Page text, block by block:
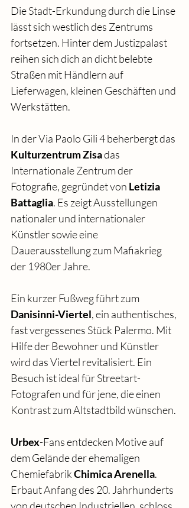
Die Stadt-Erkundung durch die Linse
lässt sich westlich des Zentrums
fortsetzen. Hinter dem Justizpalast
reihen sich dich an dicht belebte
Straßen mit Händlern auf
Lieferwagen, kleinen Geschäften und
Werkstätten.
In der Via Paolo Gili 4 beherbergt das
Kulturzentrum Zisa das
Internationale Zentrum der
Fotografie, gegründet von Letizia
Battaglia. Es zeigt Ausstellungen
nationaler und internationaler
Künstler sowie eine
Dauerausstellung zum Mafiakrieg
der 1980er Jahre.
Ein kurzer Fußweg führt zum
Danisinni-Viertel, ein authentisches,
fast vergessenes Stück Palermo. Mit
Hilfe der Bewohner und Künstler
wird das Viertel revitalisiert. Ein
Besuch ist ideal für Streetart-
Fotografen und für jene, die einen
Kontrast zum Altstadtbild wünschen.
Urbex-Fans entdecken Motive auf
dem Gelände der ehemaligen
Chemiefabrik Chimica Arenella.
Erbaut Anfang des 20. Jahrhunderts